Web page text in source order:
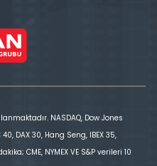
NASDAQ, Dow Jones
DAX 30, Hang Seng, IBEX 35,
CME, NYMEX VE S&P verileri 10